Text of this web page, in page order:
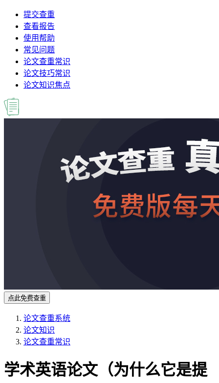
提交查重
查看报告
使用帮助
常见问题
论文查重常识
论文技巧常识
论文知识焦点
点此免费查重
论文查重系统
论文知识
论文查重常识
学术英语论文（为什么它是提